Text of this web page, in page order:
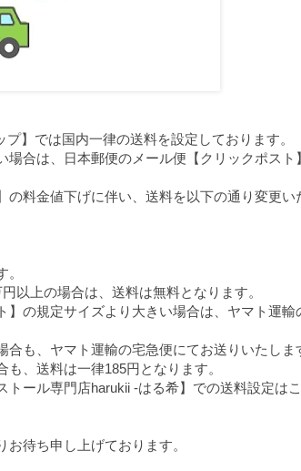
プ】では国内一律の送料を設定しております。
場合は、日本郵便のメール便【クリックポスト
の料金値下げに伴い、送料を以下の通り変更い
以上の場合は、送料は無料となります。
の規定サイズより大きい場合は、ヤマト運輸
も、ヤマト運輸の宅急便にてお送りいたしま
、送料は一律185円となります。
ール専門店harukii -はる希】での送料設定は
待ち申し上げております。